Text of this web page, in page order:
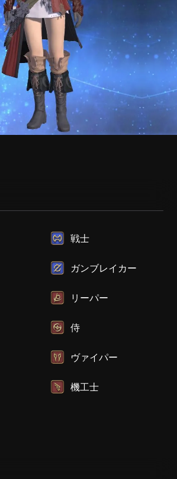
戦士
ガンブレイカー
リーパー
侍
ヴァイパー
機工士